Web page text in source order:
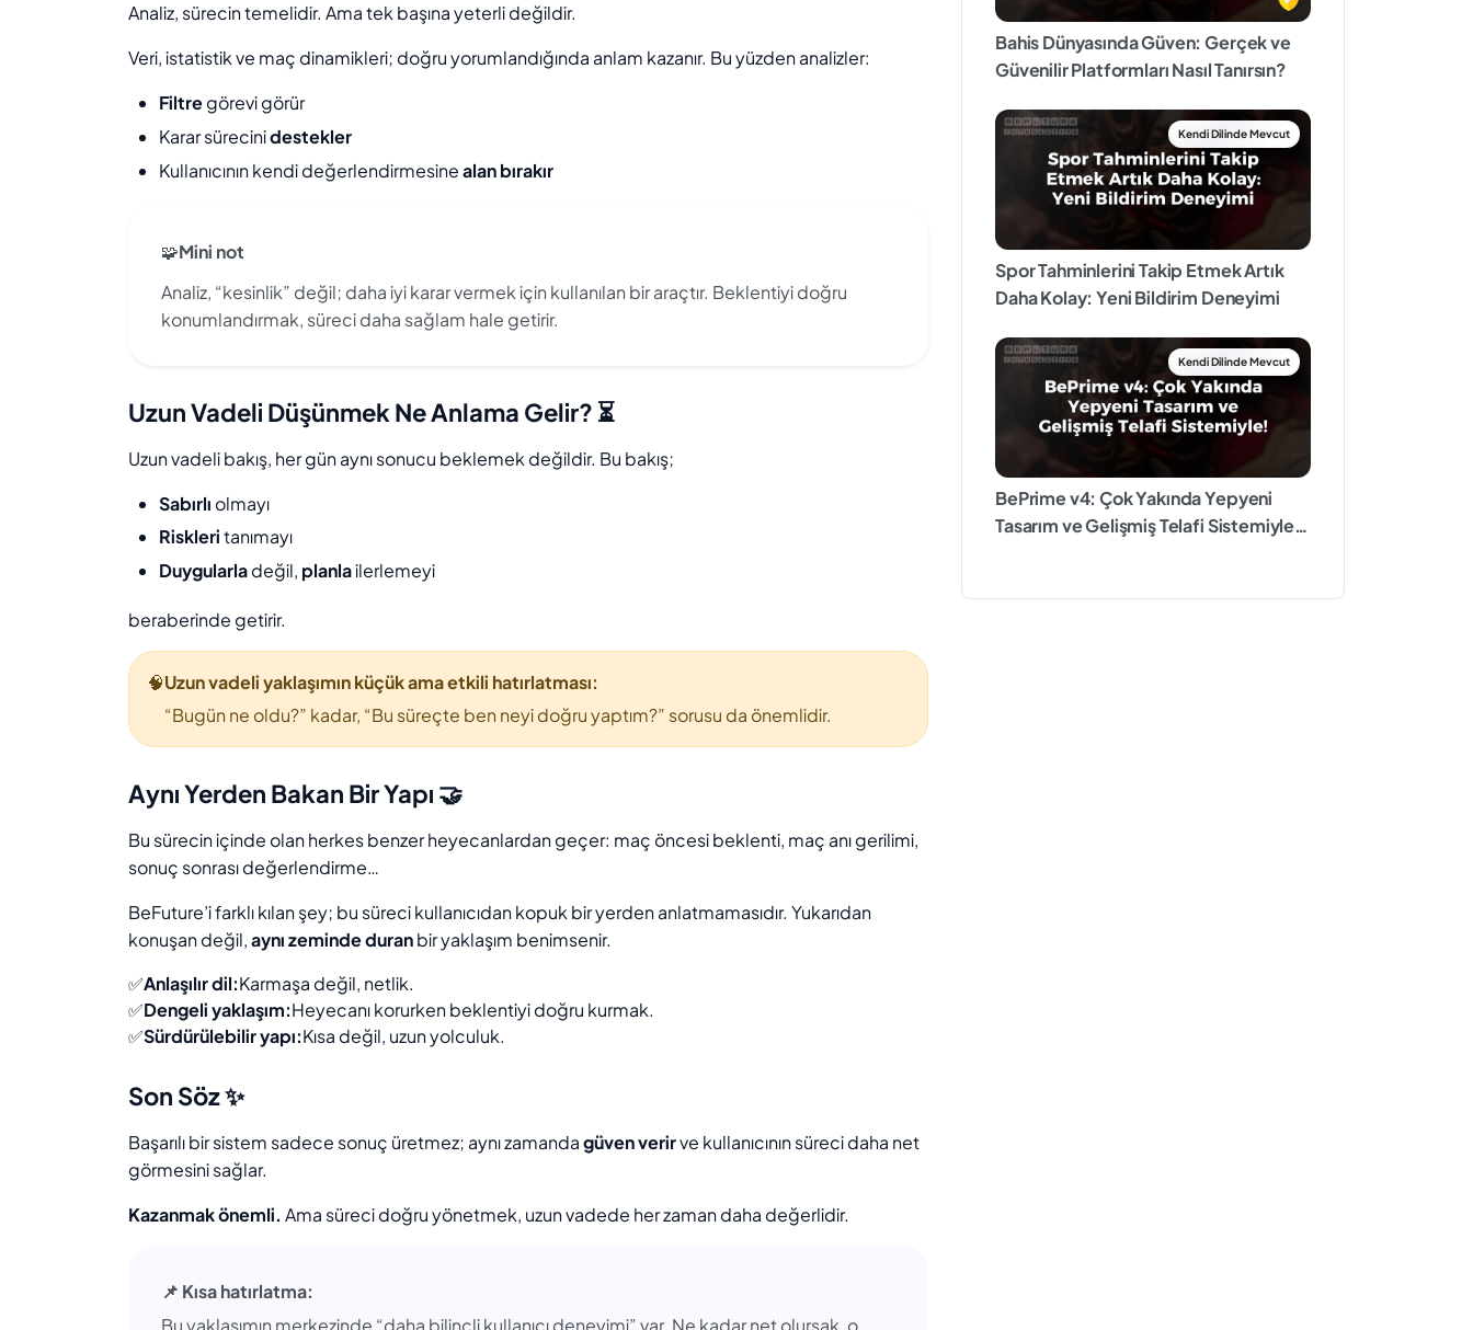
Analiz, sürecin temelidir. Ama tek başına yeterli değildir.
Veri, istatistik ve maç dinamikleri; doğru yorumlandığında anlam kazanır. Bu yüzden analizler:
Filtregörevi görür
Karar sürecinidestekler
Kullanıcının kendi değerlendirmesinealan bırakır
🧩Mini not
Analiz, “kesinlik” değil; daha iyi karar vermek için kullanılan bir araçtır. Beklentiyi doğru
konumlandırmak, süreci daha sağlam hale getirir.
Uzun Vadeli Düşünmek Ne Anlama Gelir? ⏳
Uzun vadeli bakış, her gün aynı sonucu beklemek değildir. Bu bakış;
Sabırlı olmayı
Riskleritanımayı
Duygularladeğil, planlailerlemeyi
beraberinde getirir.
🧠Uzun vadeli yaklaşımın küçük ama etkili hatırlatması:
“Bugün ne oldu?” kadar, “Bu süreçte ben neyi doğru yaptım?” sorusu da önemlidir.
Aynı Yerden Bakan Bir Yapı 🤝
Bu sürecin içinde olan herkes benzer heyecanlardan geçer: maç öncesi beklenti, maç anı gerilimi,
sonuç sonrası değerlendirme…
BeFuture’i farklı kılan şey; bu süreci kullanıcıdan kopuk bir yerden anlatmamasıdır. Yukarıdan
konuşan değil,aynı zeminde duranbir yaklaşım benimsenir.
✅Anlaşılır dil:Karmaşa değil, netlik.
✅Dengeli yaklaşım:Heyecanı korurken beklentiyi doğru kurmak.
✅Sürdürülebilir yapı:Kısa değil, uzun yolculuk.
Son Söz ✨
Başarılı bir sistem sadece sonuç üretmez; aynı zamandagüven verirve kullanıcının süreci daha net
görmesini sağlar.
Kazanmak önemli. Ama süreci doğru yönetmek, uzun vadede her zaman daha değerlidir.
📌 Kısa hatırlatma:
Bu yaklaşımın merkezinde “daha bilinçli kullanıcı deneyimi” var. Ne kadar net olursak, o
Bahis Dünyasında Güven: Gerçek ve
Güvenilir Platformları Nasıl Tanırsın?
Spor Tahminlerini Takip Etmek Artık
Daha Kolay: Yeni Bildirim Deneyimi
BePrime v4: Çok Yakında Yepyeni
Tasarım ve Gelişmiş Telafi Sistemiyle!